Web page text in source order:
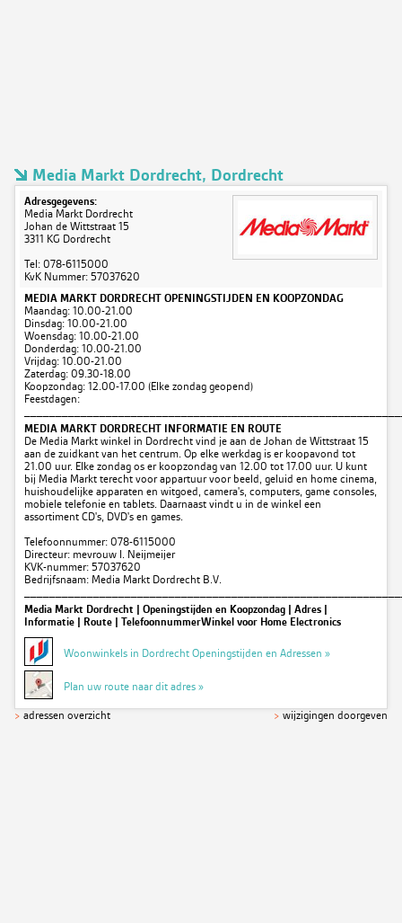
Media Markt Dordrecht, Dordrecht
Adresgegevens:
Media Markt Dordrecht
Johan de Wittstraat 15
3311 KG Dordrecht
Tel: 078-6115000
KvK Nummer: 57037620
MEDIA MARKT DORDRECHT OPENINGSTIJDEN EN KOOPZONDAG
Maandag: 10.00-21.00
Dinsdag: 10.00-21.00
Woensdag: 10.00-21.00
Donderdag: 10.00-21.00
Vrijdag: 10.00-21.00
Zaterdag: 09.30-18.00
Koopzondag: 12.00-17.00 (Elke zondag geopend)
Feestdagen:
MEDIA MARKT DORDRECHT INFORMATIE EN ROUTE
De Media Markt winkel in Dordrecht vind je aan de Johan de Wittstraat 15
aan de zuidkant van het centrum. Op elke werkdag is er koopavond tot
21.00 uur. Elke zondag os er koopzondag van 12.00 tot 17.00 uur. U kunt
bij Media Markt terecht voor appartuur voor beeld, geluid en home cinema,
huishoudelijke apparaten en witgoed, camera's, computers, game consoles,
mobiele telefonie en tablets. Daarnaast vindt u in de winkel een
assortiment CD's, DVD's en games.
Telefoonnummer: 078-6115000
Directeur: mevrouw I. Neijmeijer
KVK-nummer: 57037620
Bedrijfsnaam: Media Markt Dordrecht B.V.
Media Markt Dordrecht | Openingstijden en Koopzondag | Adres |
Informatie | Route | TelefoonnummerWinkel voor Home Electronics
Woonwinkels in Dordrecht Openingstijden en Adressen »
Plan uw route naar dit adres »
> wijzigingen doorgeven
> adressen overzicht